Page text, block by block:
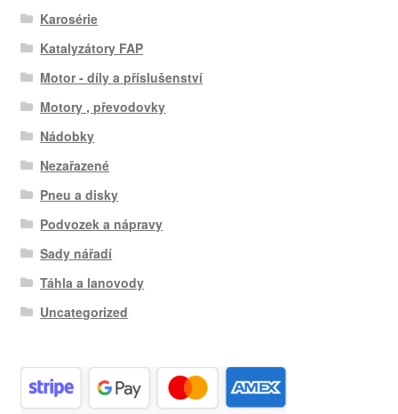
Karosérie
Katalyzátory FAP
Motor - díly a příslušenství
Motory , převodovky
Nádobky
Nezařazené
Pneu a disky
Podvozek a nápravy
Sady nářadí
Táhla a lanovody
Uncategorized